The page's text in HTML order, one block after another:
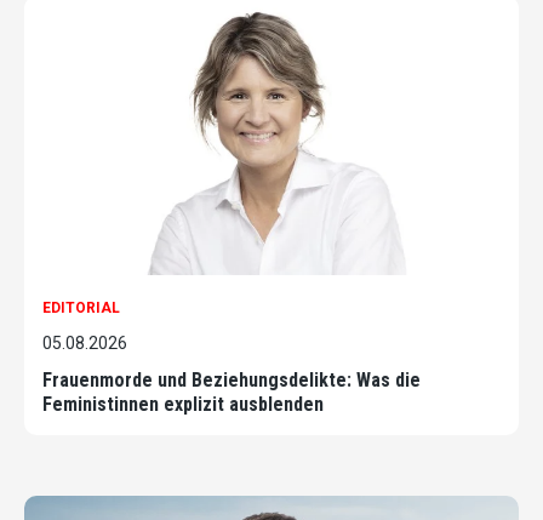
EDITORIAL
05.08.2026
Frauenmorde und Beziehungsdelikte: Was die
Feministinnen explizit ausblenden